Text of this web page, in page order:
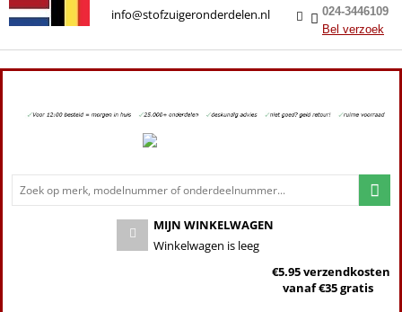
024-3446109
Bel verzoek
info@stofzuigeronderdelen.nl
MIJN WINKELWAGEN
Winkelwagen is leeg
€5.95 verzendkosten
vanaf €35 gratis